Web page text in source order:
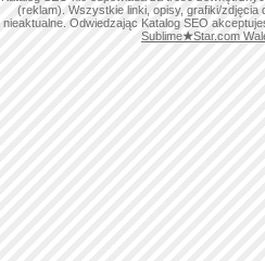
(reklam). Wszystkie linki, opisy, grafiki/zdjęcia
nieaktualne. Odwiedzając Katalog SEO
Sublime★Star.com